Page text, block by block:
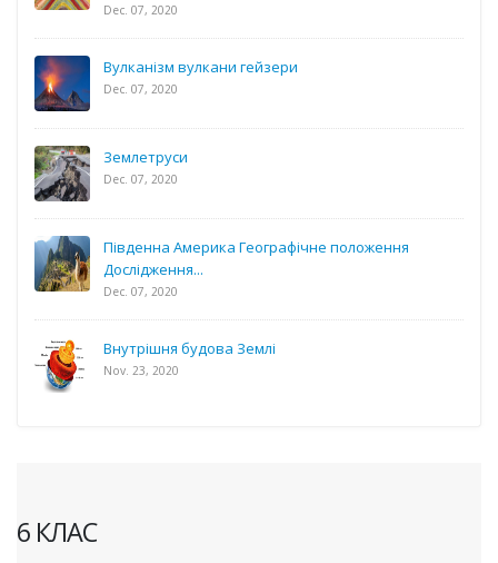
Dec. 07, 2020
Вулканізм вулкани гейзери
Dec. 07, 2020
Землетруси
Dec. 07, 2020
Південна Америка Географічне положення
Дослідження...
Dec. 07, 2020
Внутрішня будова Землі
Nov. 23, 2020
6 КЛАС